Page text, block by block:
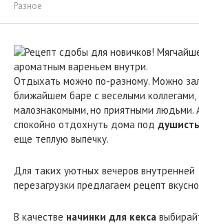
Разное
Отдыхать можно по-разному. Можно
ближайшем баре с веселыми коллегами,
малознакомыми, но приятными людьми.
спокойно отдохнуть дома под
еще теплую выпечку.
Для таких уютных вечеров внутренней
перезагрузки предлагаем рецепт
В качестве начинки для кекса